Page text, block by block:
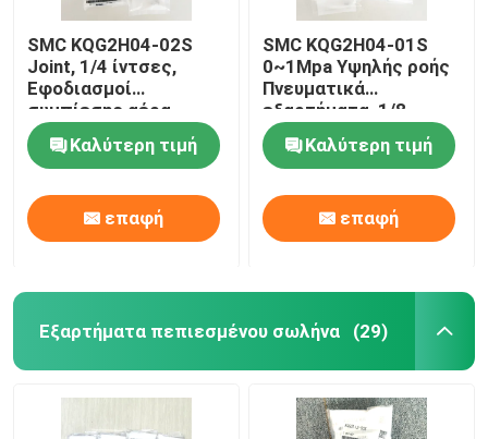
SMC KQG2H04-02S
Joint, 1/4 ίντσες,
Εφοδιασμοί
συμπίεσης αέρα,
SS316
Καλύτερη τιμή
επαφή
SMC KQG2H04-01S
0~1Mpa Υψηλής ροής
Πνευματικά
εξαρτήματα, 1/8
ιντσών
Καλύτερη τιμή
επαφή
Εξαρτήματα πεπιεσμένου σωλήνα (29)